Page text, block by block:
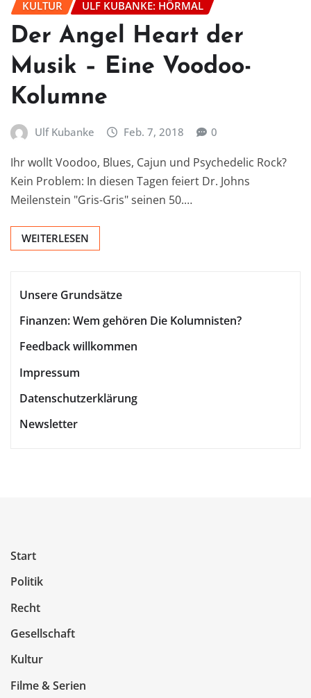
KULTUR ULF KUBANKE: HÖRMAL
Der Angel Heart der
Musik – Eine Voodoo-
Kolumne
Ulf Kubanke Feb. 7, 2018 0
Ihr wollt Voodoo, Blues, Cajun und Psychedelic Rock?
Kein Problem: In diesen Tagen feiert Dr. Johns
Meilenstein "Gris-Gris" seinen 50.…
WEITERLESEN
Unsere Grundsätze
Finanzen: Wem gehören Die Kolumnisten?
Feedback willkommen
Impressum
Datenschutzerklärung
Newsletter
Start
Politik
Recht
Gesellschaft
Kultur
Filme & Serien